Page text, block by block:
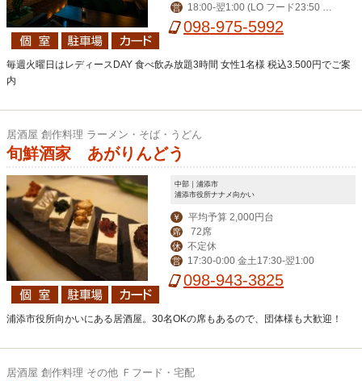
営
18:00-翌1:00 (LO フード23:50 ド
リンク0:20) 金土祝前18:00-翌2:00 (L
098-975-5992
毎週火曜日はレディースDAY 食べ飲み放題3時間 女性1名様 税込3.500円でご案
内
居酒屋 創作料理 ラーメン・そば・うどん
旬鮮酒家 あがりんどう
中部｜浦添市
浦添市役所ナナメ向かい
￥ 平均予算 2,000円台
席 72席
休 不定休
営 17:30-0:00 金土17:30-翌1:00
098-943-3825
浦添市役所向かいにある居酒屋。30名OKの席もあるので、団体様も大歓迎！
居酒屋 創作料理 その他 Ｆフード・宅配